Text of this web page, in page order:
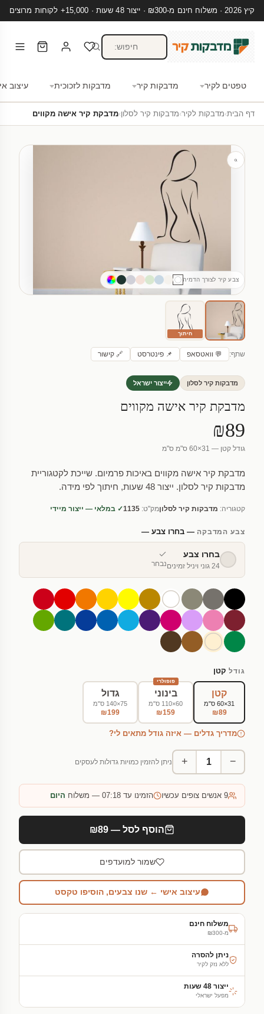
קיץ 2026 · משלוח חינם מ-₪300 · ייצור 48 שעות · 15,000+ לקוחות מרוצים
טפטים לקיר מדבקות קיר מדבקות לזכוכית עיצוב
דף הבית›מדבקות לקיר›מדבקות קיר לסלון›מדבקת קיר אישה מקווים
צבע קיר לצורך הדמיה
חיתוך
שתף: 💬 וואטסאפ 📌 פינטרסט 🔗 קישור
מדבקות קיר לסלון ייצור ישראל
מדבקת קיר אישה מקווים
₪89
גודל קטן — 31×60 ס"מ ס"מ
מדבקת קיר אישה מקווים באיכות פרמיום. שייכת לקטגוריית
מדבקות קיר לסלון. ייצור 48 שעות, חיתוך לפי מידה.
קטגוריה: מדבקות קיר לסלוןמק"ט: 1135✓ במלאי — ייצור מיידי
צבע המדבקה— בחרו צבע —
בחרו צבע
24 גוני ויניל זמינים נבחר
גודל קטן
קטן
31×60 ס"מ
₪89
פופולרי
בינוני
60×110 ס"מ
₪159
גדול
75×140 ס"מ
₪199
מדריך גדלים — איזה גודל מתאים לי?
−
+ ניתן להזמין כמויות גדולות לעסקים
9 אנשים צופים עכשיו הזמינו עד 07:18 — משלוח היום
הוסף לסל — ₪89
שמור למועדפים
עיצוב אישי ← שנו צבעים, הוסיפו טקסט
משלוח חינם
מ-₪300
ניתן להסרה
ללא נזק לקיר
ייצור 48 שעות
מפעל ישראלי